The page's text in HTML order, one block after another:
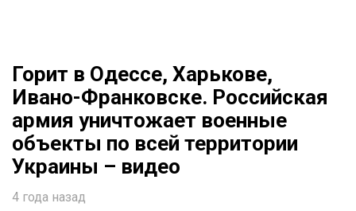
Горит в Одессе, Харькове,
Ивано-Франковске. Российская
армия уничтожает военные
объекты по всей территории
Украины – видео
4 года назад